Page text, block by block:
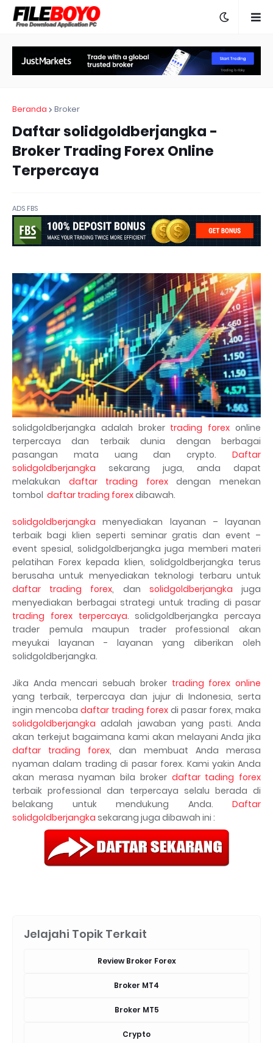
Beranda Broker
Daftar solidgoldberjangka -
Broker Trading Forex Online
Terpercaya
ADS FBS
solidgoldberjangka adalah broker trading forex online
terpercaya dan terbaik dunia dengan berbagai
pasangan mata uang dan crypto. Daftar
solidgoldberjangka sekarang juga, anda dapat
melakukan daftar trading forexdengan menekan
tombol daftar trading forexdibawah.
solidgoldberjangka menyediakan layanan – layanan
terbaik bagi klien seperti seminar gratis dan event –
event spesial, solidgoldberjangka juga memberi materi
pelatihan Forex kepada klien, solidgoldberjangka terus
berusaha untuk menyediakan teknologi terbaru untuk
daftar trading forex, dan solidgoldberjangka juga
menyediakan berbagai strategi untuk trading di pasar
trading forex terpercaya. solidgoldberjangka percaya
trader pemula maupun trader professional akan
meyukai layanan - layanan yang diberikan oleh
solidgoldberjangka.
Jika Anda mencari sebuah broker trading forex online
yang terbaik, terpercaya dan jujur di Indonesia, serta
ingin mencoba daftar trading forex di pasar forex, maka
solidgoldberjangka adalah jawaban yang pasti. Anda
akan terkejut bagaimana kami akan melayani Anda jika
daftar trading forex, dan membuat Anda merasa
nyaman dalam trading di pasar forex. Kami yakin Anda
akan merasa nyaman bila broker daftar tading forex
terbaik professional dan terpercaya selalu berada di
belakang untuk mendukung Anda. Daftar
solidgoldberjangka sekarang juga dibawah ini :
Jelajahi Topik Terkait
Review Broker Forex
Broker MT4
Broker MT5
Crypto